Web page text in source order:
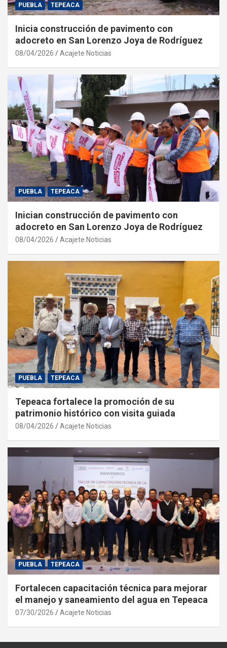
PUEBLA TEPEACA
Inicia construcción de pavimento con
adocreto en San Lorenzo Joya de Rodríguez
08/04/2026 Acajete Noticias
PUEBLA TEPEACA
Inician construcción de pavimento con
adocreto en San Lorenzo Joya de Rodríguez
08/04/2026 Acajete Noticias
PUEBLA TEPEACA
Tepeaca fortalece la promoción de su
patrimonio histórico con visita guiada
08/04/2026 Acajete Noticias
PUEBLA TEPEACA
Fortalecen capacitación técnica para mejorar
el manejo y saneamiento del agua en Tepeaca
07/30/2026 Acajete Noticias